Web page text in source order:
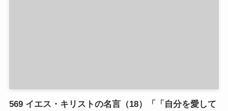
569 イエス・キリストの名言（18）「「自分を愛して